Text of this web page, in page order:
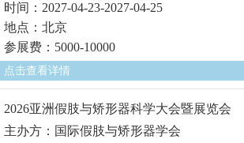
时间：2027-04-23-2027-04-25
地点：北京
参展费：5000-10000
点击查看详情
2026亚洲假肢与矫形器科学大会暨展览会
主办方：国际假肢与矫形器学会